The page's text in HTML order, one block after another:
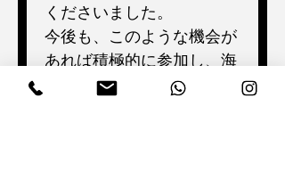
くださいました。
今後も、このような機会が
あれば積極的に参加し、海
外旅行会社との連携を深め